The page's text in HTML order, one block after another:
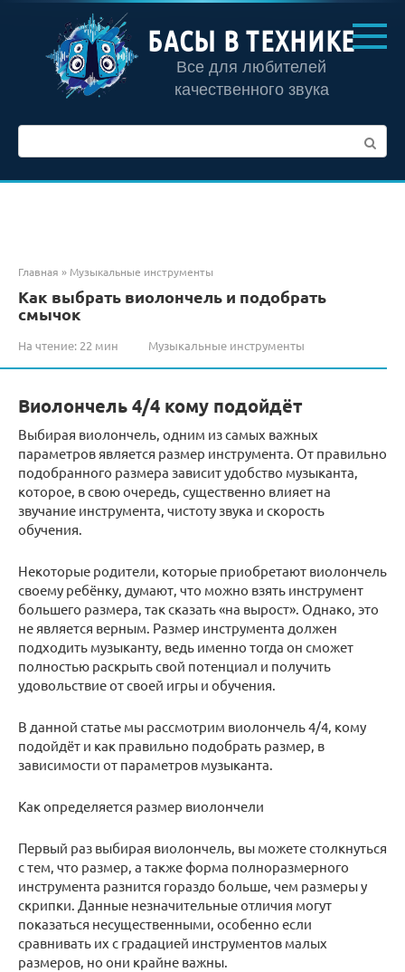
контенту
БАСЫ В ТЕХНИКЕ
Все для любителей
качественного звука
Главная » Музыкальные инструменты
Как выбрать виолончель и подобрать
смычок
На чтение: 22 мин Музыкальные инструменты
Виолончель 4/4 кому подойдёт
Выбирая виолончель, одним из самых важных
параметров является размер инструмента. От правильно
подобранного размера зависит удобство музыканта,
которое, в свою очередь, существенно влияет на
звучание инструмента, чистоту звука и скорость
обучения.
Некоторые родители, которые приобретают виолончель
своему ребёнку, думают, что можно взять инструмент
большего размера, так сказать «на вырост». Однако, это
не является верным. Размер инструмента должен
подходить музыканту, ведь именно тогда он сможет
полностью раскрыть свой потенциал и получить
удовольствие от своей игры и обучения.
В данной статье мы рассмотрим виолончель 4/4, кому
подойдёт и как правильно подобрать размер, в
зависимости от параметров музыканта.
Как определяется размер виолончели
Первый раз выбирая виолончель, вы можете столкнуться
с тем, что размер, а также форма полноразмерного
инструмента разнится гораздо больше, чем размеры у
скрипки. Данные незначительные отличия могут
показаться несущественными, особенно если
сравнивать их с градацией инструментов малых
размеров, но они крайне важны.